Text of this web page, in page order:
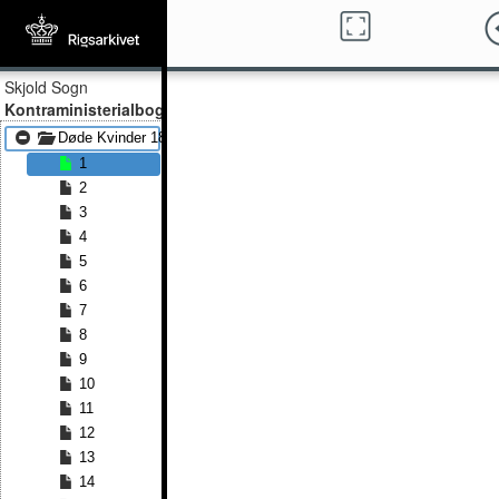
Skjold Sogn
Kontraministerialbog
Døde Kvinder 1864 - Døde Kvinder 1887
1
2
3
4
5
6
7
8
9
10
11
12
13
14